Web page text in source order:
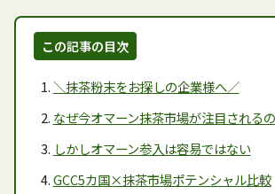
この記事の目次
＼抹茶粉末をお探しの企業様へ／
なぜ今オマーン抹茶市場が注目される
しかしオマーン参入は容易ではない
GCC5カ国×抹茶市場ポテンシャル比較